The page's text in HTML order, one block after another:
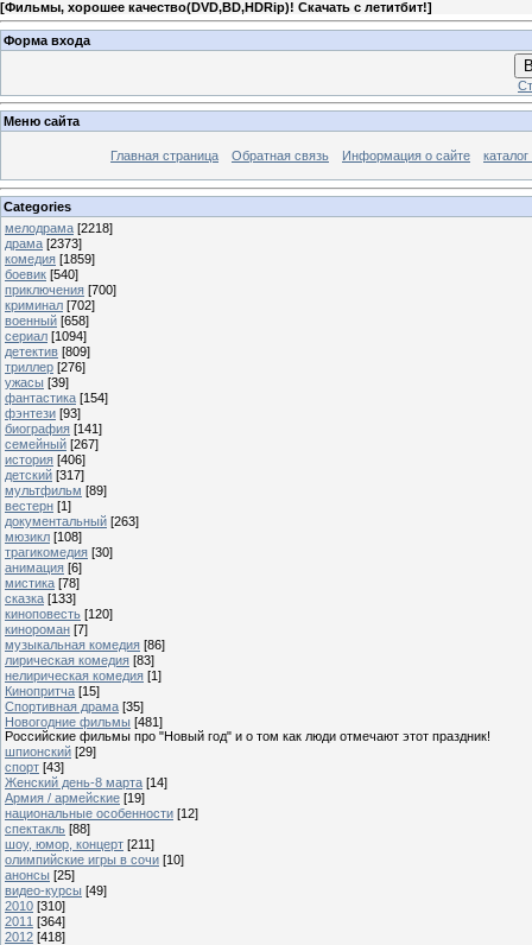
[Фильмы, хорошее качество(DVD,BD,HDRip)! Скачать с летитбит!]
Форма входа
Меню сайта
Главная страница Обратная связь Информация о сайте
Categories
мелодрама [2218]
драма [2373]
комедия [1859]
боевик [540]
приключения [700]
криминал [702]
военный [658]
сериал [1094]
детектив [809]
триллер [276]
ужасы [39]
фантастика [154]
фэнтези [93]
биография [141]
семейный [267]
история [406]
детский [317]
мультфильм [89]
вестерн [1]
документальный [263]
мюзикл [108]
трагикомедия [30]
анимация [6]
мистика [78]
сказка [133]
киноповесть [120]
кинороман [7]
музыкальная комедия [86]
лирическая комедия [83]
нелирическая комедия [1]
Кинопритча [15]
Спортивная драма [35]
Новогодние фильмы [481]
Российские фильмы про "Новый год" и о том как люди отмечают этот праздник!
шпионский [29]
спорт [43]
Женский день-8 марта [14]
Армия / армейские [19]
национальные особенности [12]
спектакль [88]
шоу, юмор, концерт [211]
олимпийские игры в сочи [10]
анонсы [25]
видео-курсы [49]
2010 [310]
2011 [364]
2012 [418]